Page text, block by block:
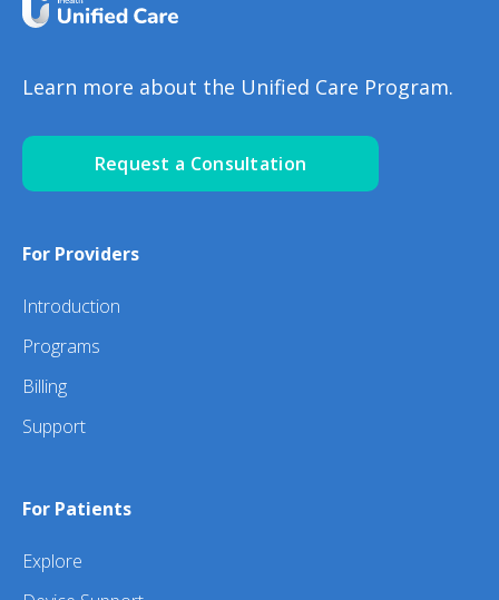
Learn more about the Unified Care Program.
Request a Consultation
For Providers
Introduction
Programs
Billing
Support
For Patients
Explore